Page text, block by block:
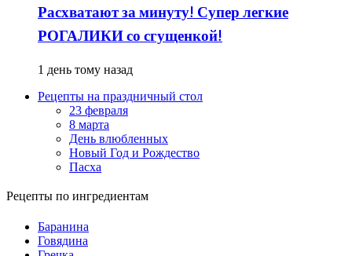
Расхватают за минуту! Супер легкие
РОГАЛИКИ со сгущенкой!
1 день тому назад
Рецепты на праздничный стол
23 февраля
8 марта
День влюбленных
Новый Год и Рождество
Пасха
Рецепты по ингредиентам
Баранина
Говядина